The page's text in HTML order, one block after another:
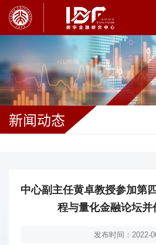
新闻动态
中心副主任黄卓教授参加第
程与量化金融论坛并
发布时间：2022-